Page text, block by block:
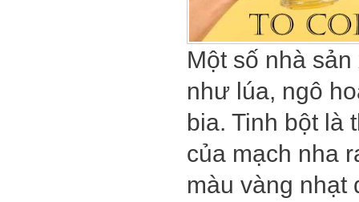
Một số nhà
như lúa, ngô
bia. Tinh bột là
của mạch nha
màu vàng nhạt